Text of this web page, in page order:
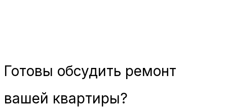
Готовы обсудить ремонт
вашей квартиры?